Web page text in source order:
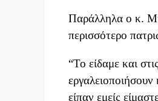
Παράλληλα ο κ.
περισσότερο
“Το είδαμε και
είπαν εμείς